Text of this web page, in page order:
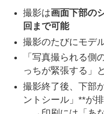
撮影は画面下部の
回まで可能
撮影のたびにモデ
「写真撮られる側
っちが緊張する」
撮影終了後、下部
ントシール」**が